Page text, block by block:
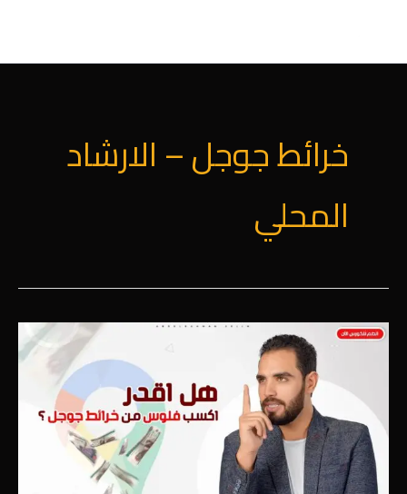
المحتوى
خرائط جوجل – الارشاد
المحلي
هل
فلوس
من
خرائط
جوجل